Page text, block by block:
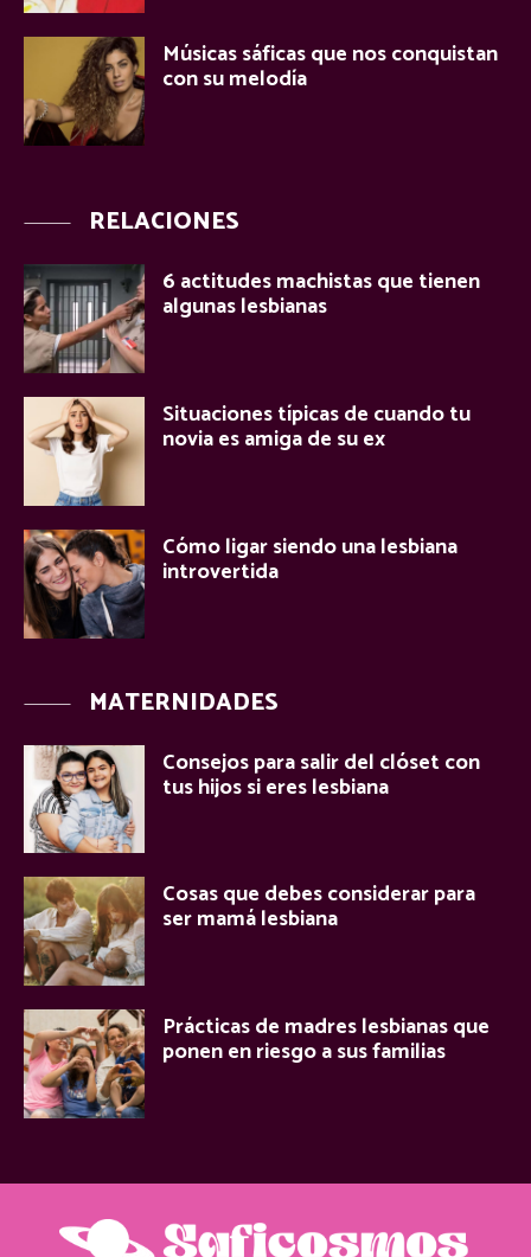
Músicas sáficas que nos conquistan
con su melodía
RELACIONES
6 actitudes machistas que tienen
algunas lesbianas
Situaciones típicas de cuando tu
novia es amiga de su ex
Cómo ligar siendo una lesbiana
introvertida
MATERNIDADES
Consejos para salir del clóset con
tus hijos si eres lesbiana
Cosas que debes considerar para
ser mamá lesbiana
Prácticas de madres lesbianas que
ponen en riesgo a sus familias